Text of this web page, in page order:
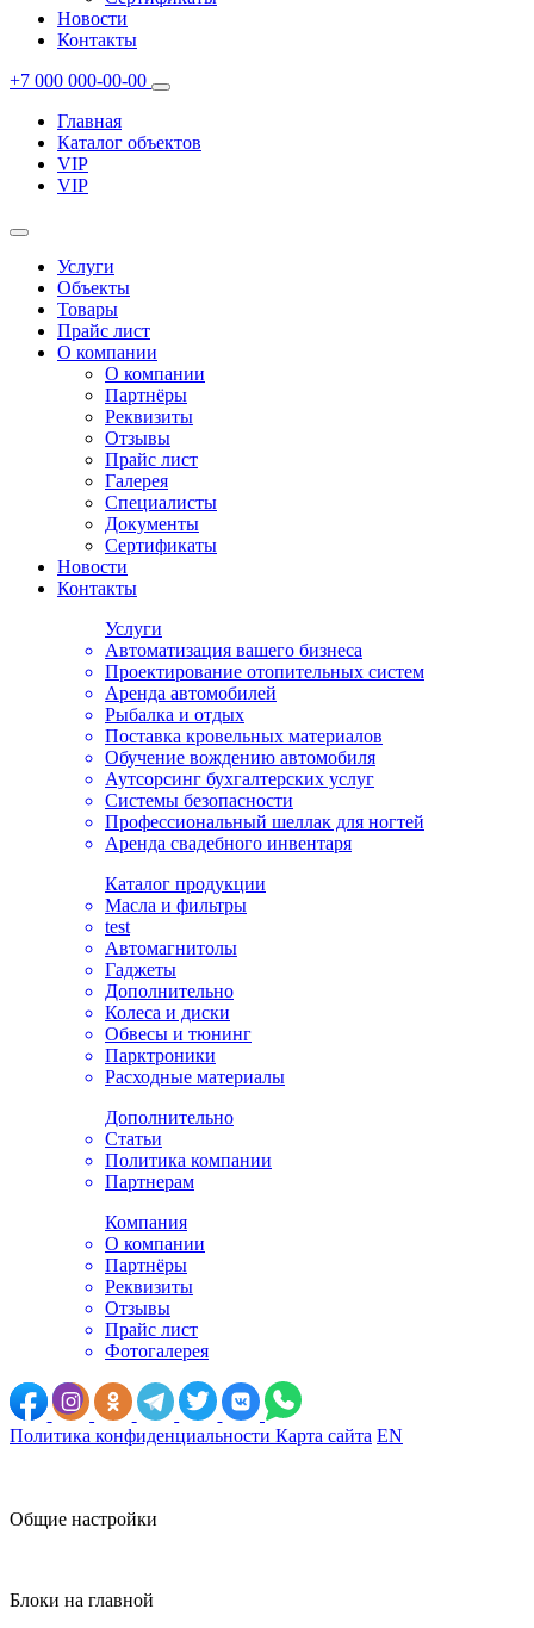
Новости
Контакты
+7 000 000-00-00
Главная
Каталог объектов
VIP
VIP
Услуги
Объекты
Товары
Прайс лист
О компании
О компании
Партнёры
Реквизиты
Отзывы
Прайс лист
Галерея
Специалисты
Документы
Сертификаты
Новости
Контакты
Услуги
Автоматизация вашего бизнеса
Проектирование отопительных систем
Аренда автомобилей
Рыбалка и отдых
Поставка кровельных материалов
Обучение вождению автомобиля
Аутсорсинг бухгалтерских услуг
Системы безопасности
Профессиональный шеллак для ногтей
Аренда свадебного инвентаря
Каталог продукции
Масла и фильтры
test
Автомагнитолы
Гаджеты
Дополнительно
Колеса и диски
Обвесы и тюнинг
Парктроники
Расходные материалы
Дополнительно
Статьи
Политика компании
Партнерам
Компания
О компании
Партнёры
Реквизиты
Отзывы
Прайс лист
Фотогалерея
Политика конфиденциальности Карта сайта EN
Общие настройки
Блоки на главной